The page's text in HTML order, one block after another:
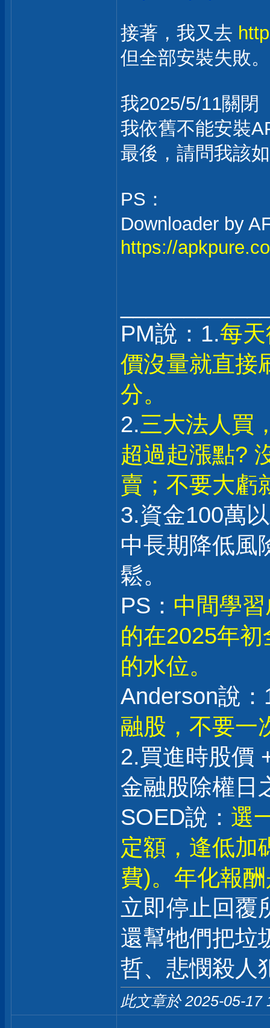
接著，我又去
但全部安裝失敗
我2025/5/11關閉
我依舊不能安裝
最後，請問我該
PS：
Downloader by
https://
PM說：1.每
價沒量就直接
分。
2.三大法人買
超過起漲點?
賣；不要大虧
3.資金100萬
中長期降低風
鬆。
PS： 中間學
的在2025年
的水位。
Anderson說：
融股，不要一
2.買進時股價
金融股除權日
SOED說： 選
定額，逢低加
費)。年化報
立即停止回覆
還幫牠們把垃
哲、悲憫殺人
此文章於 2025-05-17